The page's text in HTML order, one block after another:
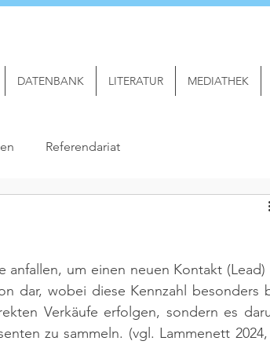
DATENBANK LITERATUR MEDIATHEK
Referendariat
anfallen, um einen neuen Kontakt (Lead)
dar, wobei diese Kennzahl besonders
Verkäufe erfolgen, sondern es
zu sammeln. (vgl. Lammenett 2024,